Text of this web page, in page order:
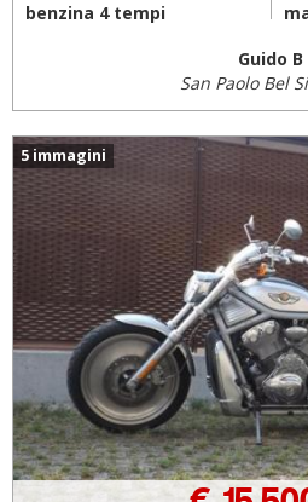
benzina 4 tempi
Guido B
San Paolo Bel
5 immagini